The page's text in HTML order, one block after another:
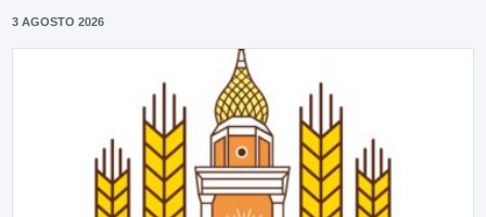
3 AGOSTO 2026